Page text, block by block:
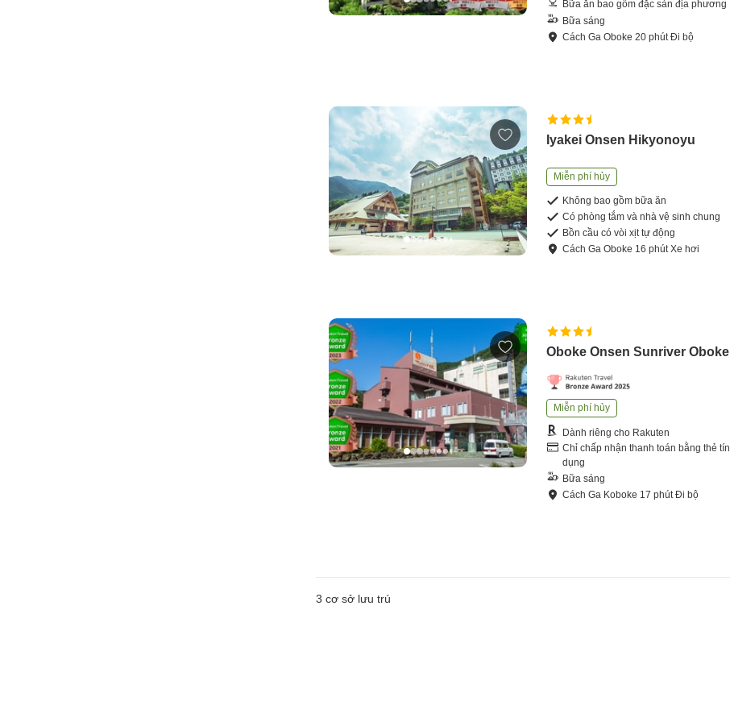
Bữa ăn bao gồm đặc sản địa phương
Bữa sáng
CáchGa Oboke 20 phútĐi bộ
Iyakei Onsen Hikyonoyu
Miễn phí hủy
Không bao gồm bữa ăn
Có phòng tắm và nhà vệ sinh chung
Bồn cầu có vòi xịt tự động
CáchGa Oboke 16 phútXe hơi
Oboke Onsen Sunriver Oboke
Miễn phí hủy
Dành riêng cho Rakuten
Chỉ chấp nhận thanh toán bằng thẻ tín
dụng
Bữa sáng
CáchGa Koboke 17 phútĐi bộ
3 cơ sở lưu trú